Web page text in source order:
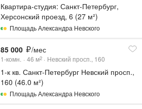
Квартира-студия: Санкт-Петербург,
Херсонский проезд, 6 (27 м²)
Площадь Александра Невского
85 000 /мес
1-комн. 46 м2 Невский просп., 160
1-к кв. Санкт-Петербург Невский просп.,
160 (46.0 м²)
Площадь Александра Невского